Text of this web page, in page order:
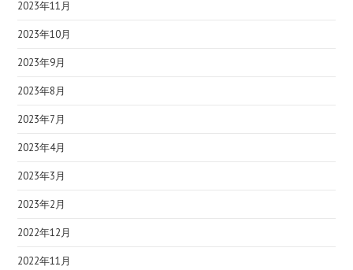
2023年11月
2023年10月
2023年9月
2023年8月
2023年7月
2023年4月
2023年3月
2023年2月
2022年12月
2022年11月